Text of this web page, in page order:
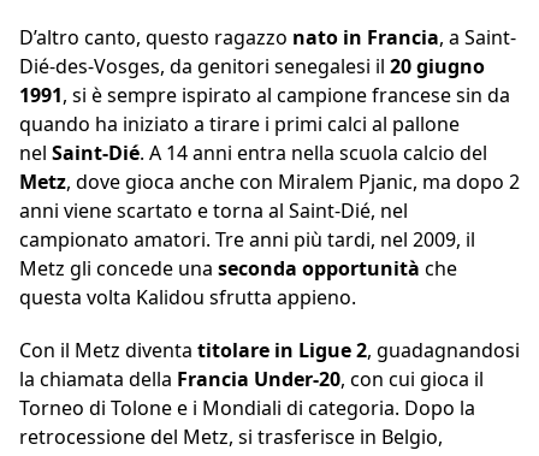
D’altro canto, questo ragazzo nato in Francia, a Saint-
Dié-des-Vosges, da genitori senegalesi il 20 giugno
1991, si è sempre ispirato al campione francese sin da
quando ha iniziato a tirare i primi calci al pallone
nel Saint-Dié. A 14 anni entra nella scuola calcio del
Metz, dove gioca anche con Miralem Pjanic, ma dopo 2
anni viene scartato e torna al Saint-Dié, nel
campionato amatori. Tre anni più tardi, nel 2009, il
Metz gli concede una seconda opportunità che
questa volta Kalidou sfrutta appieno.
Con il Metz diventa titolare in Ligue 2, guadagnandosi
la chiamata della Francia Under-20, con cui gioca il
Torneo di Tolone e i Mondiali di categoria. Dopo la
retrocessione del Metz, si trasferisce in Belgio,